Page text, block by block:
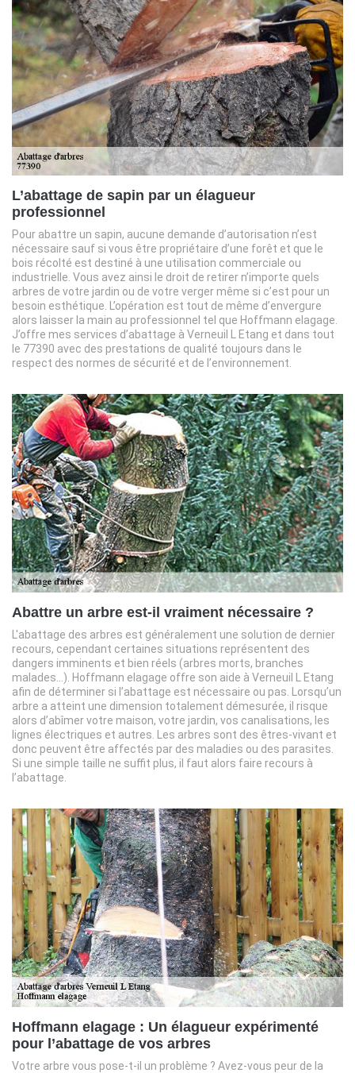
L’abattage de sapin par un élagueur
professionnel
Pour abattre un sapin, aucune demande d’autorisation n’est
nécessaire sauf si vous être propriétaire d’une forêt et que le
bois récolté est destiné à une utilisation commerciale ou
industrielle. Vous avez ainsi le droit de retirer n’importe quels
arbres de votre jardin ou de votre verger même si c’est pour un
besoin esthétique. L’opération est tout de même d’envergure
alors laisser la main au professionnel tel que Hoffmann elagage.
J’offre mes services d’abattage à Verneuil L Etang et dans tout
le 77390 avec des prestations de qualité toujours dans le
respect des normes de sécurité et de l’environnement.
Abattre un arbre est-il vraiment nécessaire ?
L'abattage des arbres est généralement une solution de dernier
recours, cependant certaines situations représentent des
dangers imminents et bien réels (arbres morts, branches
malades…). Hoffmann elagage offre son aide à Verneuil L Etang
afin de déterminer si l’abattage est nécessaire ou pas. Lorsqu’un
arbre a atteint une dimension totalement démesurée, il risque
alors d’abîmer votre maison, votre jardin, vos canalisations, les
lignes électriques et autres. Les arbres sont des êtres-vivant et
donc peuvent être affectés par des maladies ou des parasites.
Si une simple taille ne suffit plus, il faut alors faire recours à
l’abattage.
Hoffmann elagage : Un élagueur expérimenté
pour l’abattage de vos arbres
Votre arbre vous pose-t-il un problème ? Avez-vous peur de la